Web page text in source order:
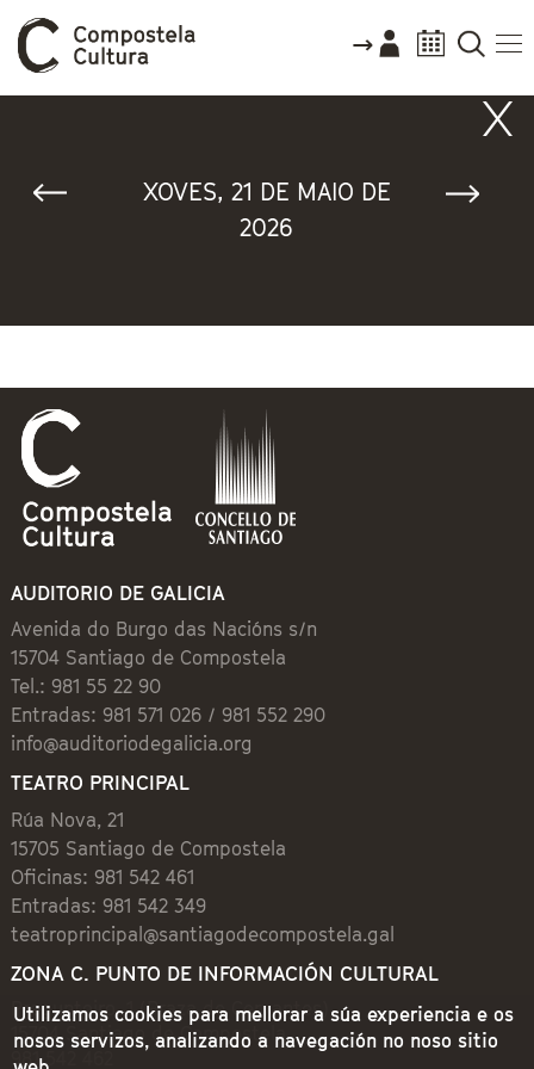
XOVES, 21 DE MAIO DE
2026
AUDITORIO DE GALICIA
Avenida do Burgo das Nacións s/n
15704 Santiago de Compostela
Tel.: 981 55 22 90
Entradas: 981 571 026 / 981 552 290
info@auditoriodegalicia.org
TEATRO PRINCIPAL
Rúa Nova, 21
15705 Santiago de Compostela
Oficinas: 981 542 461
Entradas: 981 542 349
teatroprincipal@santiagodecompostela.gal
ZONA C. PUNTO DE INFORMACIÓN CULTURAL
Preguntoiro, 1 (Praza de Cervantes)
15704 Santiago de Compostela
981 542 462
Utilizamos cookies para mellorar a súa experiencia e os
nosos servizos, analizando a navegación no noso sitio